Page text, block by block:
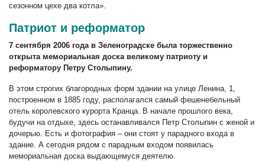
сезонном цехе два котла».
Патриот и реформатор
7 сентября 2006 года в Зеленоградске была торжественно
открыта мемориальная доска великому патриоту и
реформатору Петру Столыпину.
В этом строгих благородных форм здании на улице Ленина, 1,
построенном в 1885 году, располагался самый фешенебельный
отель королевского курорта Кранца. В начале прошлого века,
будучи на отдыхе, здесь останавливался Петр Столыпин с женой и
дочерью. Есть и фотография – они стоят у парадного входа в
здание. А сегодня рядом с парадным входом появилась
мемориальная доска выдающемуся деятелю.